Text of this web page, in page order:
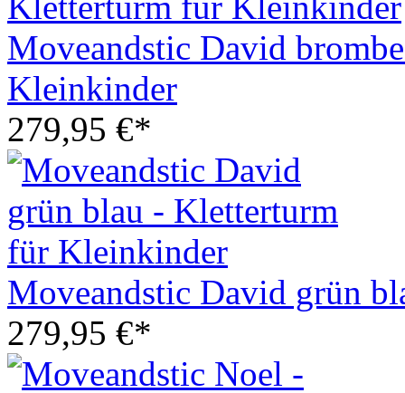
Moveandstic David
Kleinkinder
279,95 €*
Moveandstic David grün
279,95 €*